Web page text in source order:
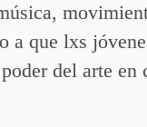
a que lxs
del arte en